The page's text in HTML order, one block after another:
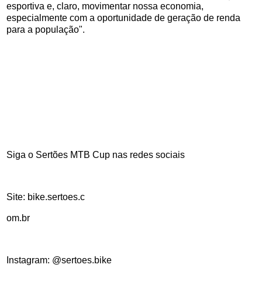
esportiva e, claro, movimentar nossa economia,
especialmente com a oportunidade de geração de renda
para a população".
Siga o Sertões MTB Cup nas redes sociais
Site: bike.sertoes.c
om.br
Instagram: @sertoes.bike